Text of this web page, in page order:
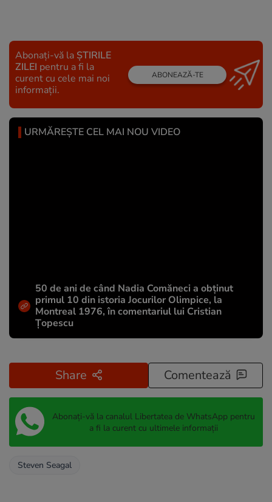
Abonați-vă la ȘTIRILE
ZILEI pentru a fi la
curent cu cele mai noi
informații.
ABONEAZĂ-TE
URMĂREȘTE CEL MAI NOU VIDEO
50 de ani de când Nadia Comăneci a obţinut
primul 10 din istoria Jocurilor Olimpice, la
Montreal 1976, în comentariul lui Cristian
Țopescu
Share Comentează
Abonați-vă la canalul Libertatea de WhatsApp pentru
a fi la curent cu ultimele informații
Steven Seagal